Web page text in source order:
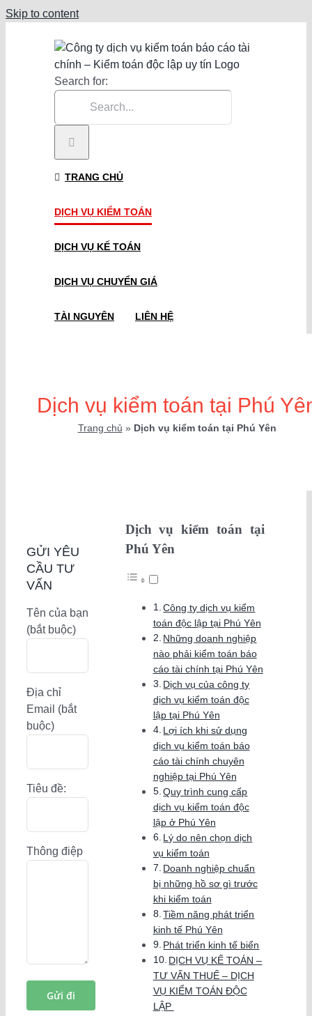
Skip to content
Search for:
TRANG CHỦ
DỊCH VỤ KIỂM TOÁN
DỊCH VỤ KẾ TOÁN
DỊCH VỤ CHUYỂN GIÁ
TÀI NGUYÊN LIÊN HỆ
Dịch vụ kiểm toán tại Phú
Trang chủ » Dịch vụ kiểm toán tại Phú Yên
Dịch vụ kiểm toán tại
Phú Yên
Công ty dịch vụ kiểm
toán độc lập tại Phú Yên
Những doanh nghiệp
nào phải kiểm toán báo
cáo tài chính tại Phú Yên
Dịch vụ của công ty
dịch vụ kiểm toán độc
lập tại Phú Yên
Lợi ích khi sử dụng
dịch vụ kiểm toán báo
cáo tài chính chuyên
nghiệp tại Phú Yên
Quy trình cung cấp
dịch vụ kiểm toán độc
lập ở Phú Yên
Lý do nên chọn dịch
vụ kiểm toán
Doanh nghiệp chuẩn
bị những hồ sơ gì trước
khi kiểm toán
Tiềm năng phát triển
kinh tế Phú Yên
Phát triển kinh tế biển
DỊCH VỤ KẾ TOÁN –
TƯ VẤN THUẾ – DỊCH
VỤ KIỂM TOÁN ĐỘC
LẬP
GỬI YÊU
CẦU TƯ
VẤN
Tên của bạn
(bắt buộc)
Địa chỉ
Email (bắt
buộc)
Tiêu đề:
Thông điệp